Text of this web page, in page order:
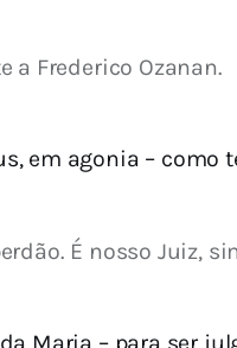
a Frederico Ozanan.
em agonia – como
É nosso Juiz,